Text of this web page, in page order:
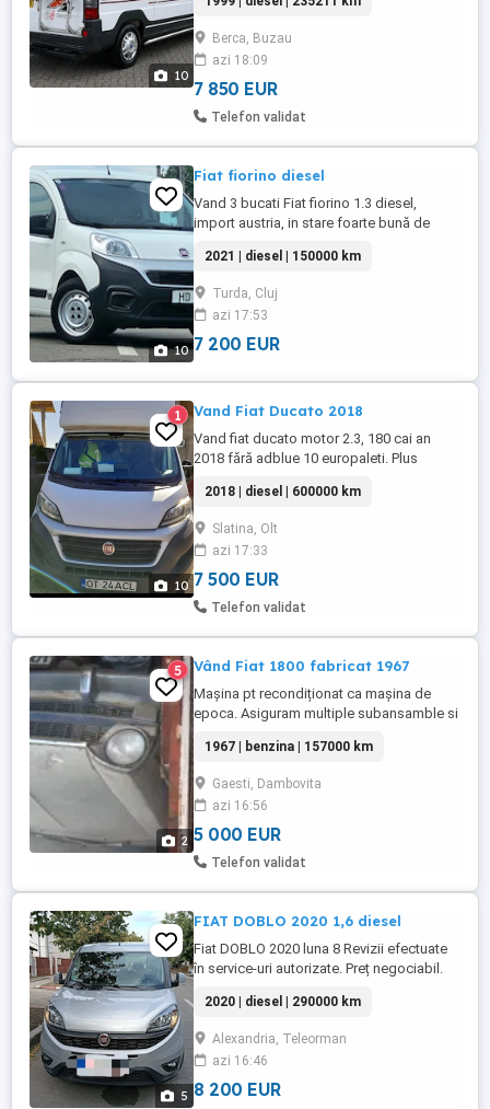
10
pentru vacanțe, ieșiri la munte mare în
cuplu. Mașina pornește, se deplasează și
funcționeză fain. - Motor 2.8 Diesel robust
(87 CP) economic, simplu și rezistent -
Cutie manuală - ...
Berca, Buzau
azi 18:09
7 850 EUR
Telefon validat
10
Fiat fiorino diesel
Vand 3 bucati Fiat fiorino 1.3 diesel,
import austria, in stare foarte bună de
Cluj. Pentru informații suplimentare va
rugam mesaj la nr.
2021 | diesel | 150000 km
Turda, Cluj
azi 17:53
7 200 EUR
10
1 Vand Fiat Ducato 2018
Vand fiat ducato motor 2.3, 180 cai an
2018 fără adblue 10 europaleti. Plus
tara. Fiscal pe loc acte valabile .
Cauciucuri noi all seazon, navigatie,
cușeta dormit . Masina este pe perne de
aer si arcuri în stare perfecta de
functionare pregătită de treaba . Masina ...
2018 | diesel | 600000 km
Slatina, Olt
azi 17:33
7 500 EUR
Telefon validat
2
5 Vând Fiat 1800 fabricat 1967
Mașina pt recondiționat ca mașina de
epoca. Asiguram multiple subansamble si
1967 | benzina | 157000 km
Gaesti, Dambovita
azi 16:56
5 000 EUR
Telefon validat
5
FIAT DOBLO 2020 1,6 diesel
Fiat DOBLO 2020 luna 8 Revizii efectuate
în service-uri autorizate. Preț negociabil.
2020 | diesel | 290000 km
Alexandria, Teleorman
azi 16:46
8 200 EUR